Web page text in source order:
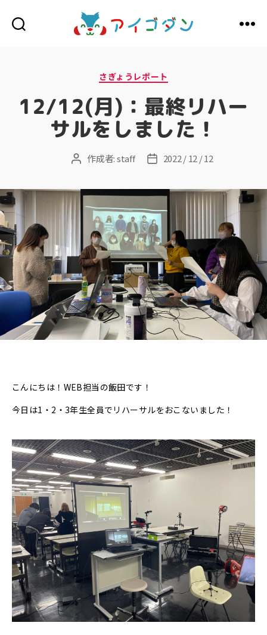
ン
カ
テ
リ
ー
さぎょうレポート
12/12(月)：最終リハー
サルをしました！
投 作成者:staff
投 2022 / 12 / 12
こんにちは！WEB担当の飯田です！
今日は1・2・3年生全員でリハーサルをおこないました！